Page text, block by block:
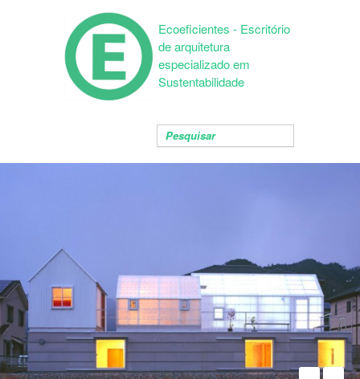
Ecoeficientes - Escritório
de arquitetura
especializado em
Sustentabilidade